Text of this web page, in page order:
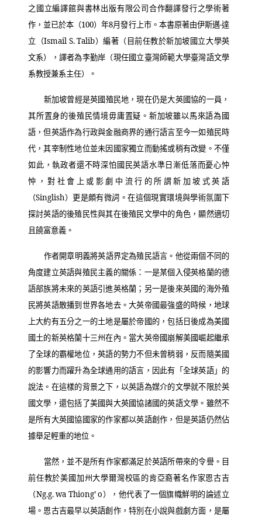
之國立編譯館與書林出版有限公司合作翻譯發行之學術著
作，並已於本（100）年8月發行上市。本書原著由伊斯邁‧達
立（Ismail S. Talib）編著（目前任教於新加坡國立大學英
文系），譯者為李勤岸（現任國立臺灣師範大學臺灣語文學
系教授兼系主任）。
新加坡曾經是英國殖民地，現在仍是大英國協的一員，
其所置身的後殖民情境毋庸置疑。新加坡雖以馬來語為國
語，但英語作為行政與金融商界的通行語言至今一如殖民時
代，其宰制性地位並未因國家獨立而動搖或稍有改變。不僅
如此，執政者還不時深怕國民英語水準日漸低落而憂心忡
忡，對社會上或影劇中流行的所謂新加坡式英語
（Singlish）更是頗有微詞。在這個現實環境與學術氛圍下
探討英語的後殖民性與其在後殖民文學中的角色，顯然適切
且饒富意義。
作者開章明義將英語界定為殖民語言。他從兩個不同的
角度建立英語與殖民主義的關係：一是某個入侵英格蘭的德
語部族將未來的英語引進英格蘭；另一是後來英國的海外殖
民將英語散播到世界各地去。大英帝國最強盛的時候，地球
上大約有五分之一的土地是屬於帝國的，包括日後成為美國
國土的新英格蘭十三州在內。當大英帝國崩解美國崛起繼承
了全球的霸權地位，英語的勢力不但未曾稍弱，反而隨美國
的影響力而躍升為全球通用的語言，因此有「全球英語」的
說法。在這樣的背景之下，以英語為媒介的文學就不限於英
國文學，還包括了美國與大英國協諸國的英語文學。雖然不
是所有大英國協國家的作家都以英語創作，但是英語仍然佔
據舉足輕重的地位。
當然，並不是所有作家都滿足於英語所帶來的令譽。目
前任教於美國加州大學爾灣校區的肯亞裔著名作家恩古吉
（Ng.g. wa Thiong’ o），他代表了一個旗幟鮮明的論述立
場。恩古吉最早以英語創作，特別在小說與戲劇方面，是屬